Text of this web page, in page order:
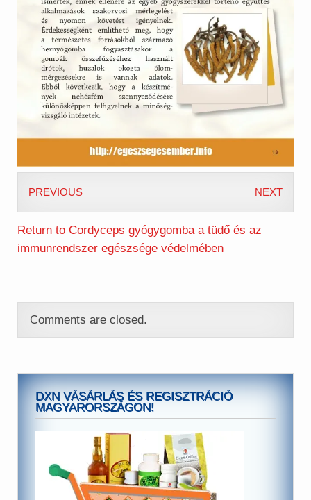
PREVIOUS NEXT
Return to Cordyceps gyógygomba a tüdő és az
immunrendszer egészsége védelmében
Comments are closed.
DXN VÁSÁRLÁS ÉS REGISZTRÁCIÓ
MAGYARORSZÁGON!